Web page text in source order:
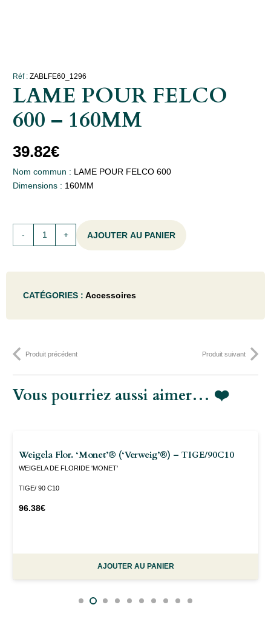
Réf : ZABLFE60_1296
LAME POUR FELCO
600 – 160MM
39.82€
Nom commun : LAME POUR FELCO 600
Dimensions : 160MM
quantité
POUR
FELCO
160MM
AJOUTER AU PANIER
CATÉGORIES : Accessoires
Produit précédent Produit suivant
Vous pourriez aussi aimer… ❤️
Weigela Flor. ‘Monet’® (‘verweig’®) – TIGE/90C10
WEIGELA DE FLORIDE 'MONET'
TIGE/ 90 C10
96.38€
AJOUTER AU PANIER